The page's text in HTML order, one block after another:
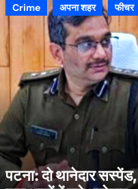
Crime अपना शहर फीचर
पटना: दो थानेदार सस्पेंड,